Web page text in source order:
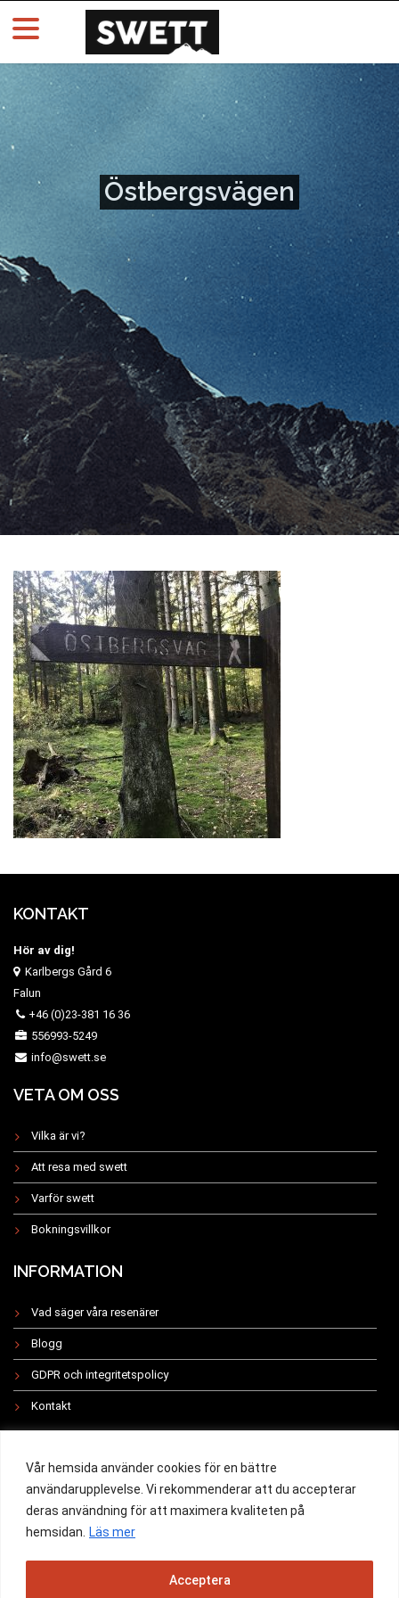
Vår hemsida använder cookies för en bättre
användarupplevelse. Vi rekommenderar att du accepterar
deras användning för att maximera kvaliteten på
hemsidan. Läs mer
Acceptera
Östbergsvägen
KONTAKT
Hör av dig!
Karlbergs Gård 6
Falun
+46 (0)23-381 16 36
556993-5249
info@swett.se
VETA OM OSS
Vilka är vi?
Att resa med swett
Varför swett
Bokningsvillkor
INFORMATION
Vad säger våra resenärer
Blogg
GDPR och integritetspolicy
Kontakt